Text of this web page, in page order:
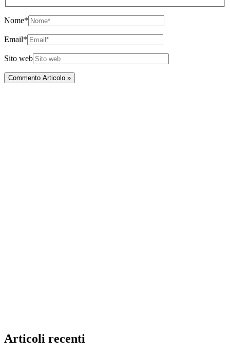
Nome*
Email*
Sito web
Articoli recenti